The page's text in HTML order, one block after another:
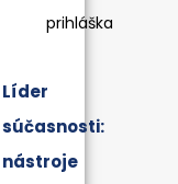
prihláška
Líder
súčasnosti:
nástroje